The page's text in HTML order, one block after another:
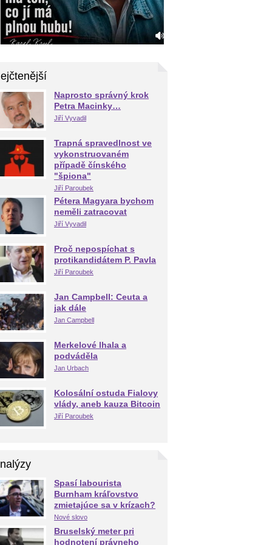
Naprosto správný krok
Petra Macinky…
Jiří Vyvadil
Trapná spravedlnost ve
vykonstruovaném
případě čínského
"špiona"
Jiří Paroubek
Pétera Magyara bychom
neměli zatracovat
Jiří Vyvadil
Proč nepospíchat s
protikandidátem P. Pavla
Jiří Paroubek
Jan Campbell: Ceuta a
jak dále
Jan Campbell
Merkelové lhala a
podváděla
Jan Urbach
Kolosální ostuda Fialovy
vlády, aneb kauza Bitcoin
Jiří Paroubek
Spasí labourista
Burnham kráľovstvo
zmietajúce sa v krízach?
Nové slovo
Bruselský meter pri
hodnotení právneho